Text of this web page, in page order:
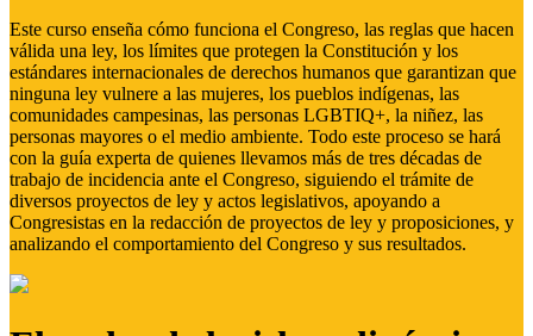
Este curso enseña cómo funciona el Congreso, las reglas que hacen
válida una ley, los límites que protegen la Constitución y los
estándares internacionales de derechos humanos que garantizan que
ninguna ley vulnere a las mujeres, los pueblos indígenas, las
comunidades campesinas, las personas LGBTIQ+, la niñez, las
personas mayores o el medio ambiente. Todo este proceso se hará
con la guía experta de quienes llevamos más de tres décadas de
trabajo de incidencia ante el Congreso, siguiendo el trámite de
diversos proyectos de ley y actos legislativos, apoyando a
Congresistas en la redacción de proyectos de ley y proposiciones, y
analizando el comportamiento del Congreso y sus resultados.